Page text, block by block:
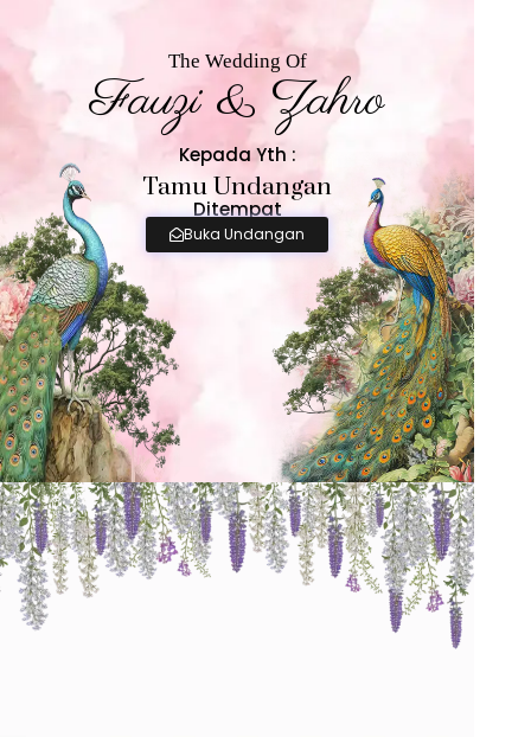
The Wedding Of
Fauzi & Zahro
Kepada Yth :
Tamu Undangan
Ditempat
Buka Undangan